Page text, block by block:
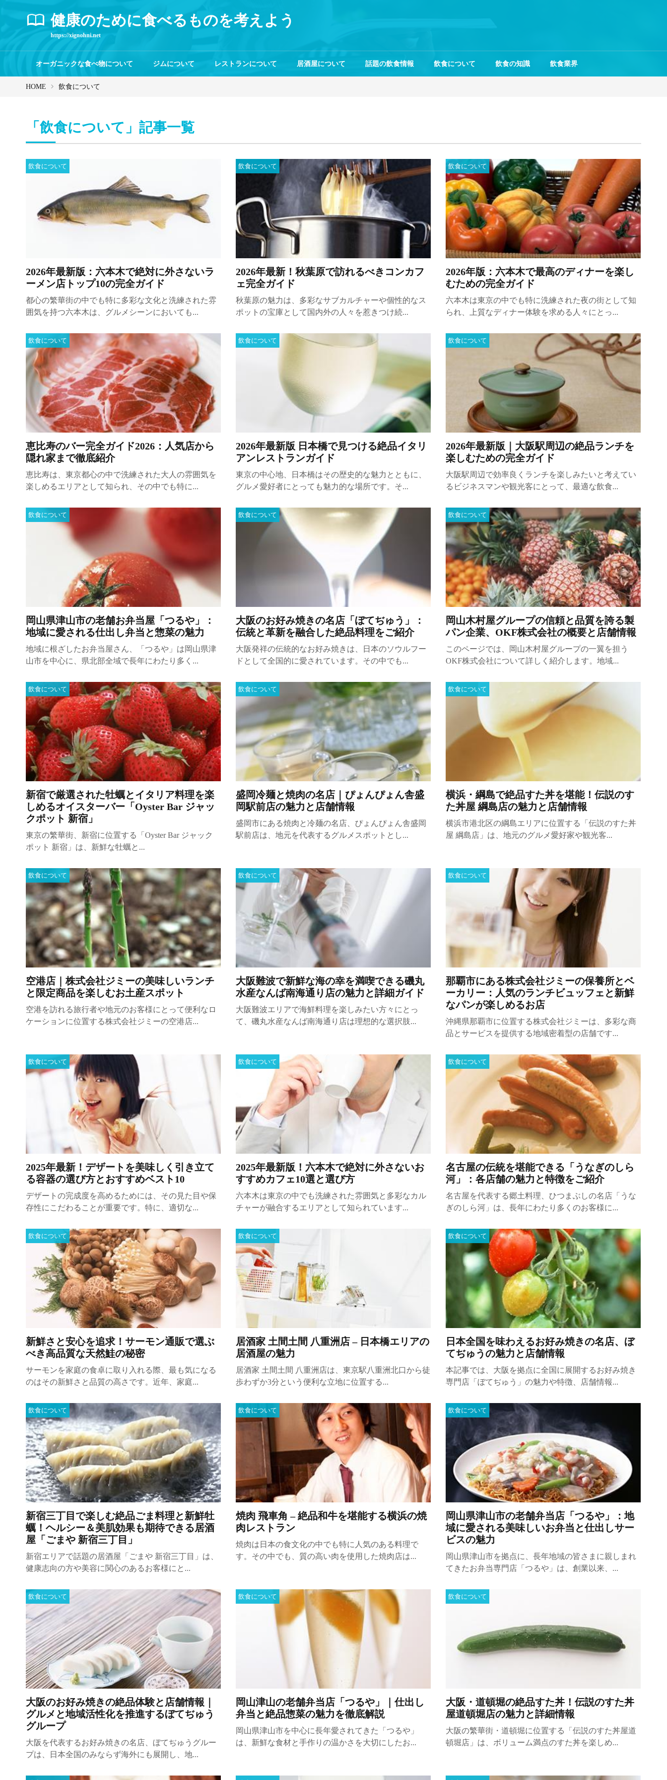
健康のために食べるものを考えよう
https://xignohni.net
オーガニックな食べ物について ジムについて レストランについて 居酒屋について 話題の飲食情報 飲食について 飲食の知識 飲食業界
HOME 飲食について
「飲食について」記事一覧
2026年最新版：六本木で絶対に外さないラ
ーメン店トップ10の完全ガイド
飲食について
都心の繁華街の中でも特に多彩な文化と洗練された雰
囲気を持つ六本木は、グルメシーンにおいても...
2026年最新！秋葉原で訪れるべきコンカフ
ェ完全ガイド
飲食について
秋葉原の魅力は、多彩なサブカルチャーや個性的なス
ポットの宝庫として国内外の人々を惹きつけ続...
2026年版：六本木で最高のディナーを楽し
むための完全ガイド
飲食について
六本木は東京の中でも特に洗練された夜の街として知
られ、上質なディナー体験を求める人々にとっ...
恵比寿のバー完全ガイド2026：人気店から
隠れ家まで徹底紹介
飲食について
恵比寿は、東京都心の中で洗練された大人の雰囲気を
楽しめるエリアとして知られ、その中でも特に...
2026年最新版 日本橋で見つける絶品イタリ
アンレストランガイド
飲食について
東京の中心地、日本橋はその歴史的な魅力とともに、
グルメ愛好者にとっても魅力的な場所です。そ...
2026年最新版｜大阪駅周辺の絶品ランチを
楽しむための完全ガイド
飲食について
大阪駅周辺で効率良くランチを楽しみたいと考えてい
るビジネスマンや観光客にとって、最適な飲食...
岡山県津山市の老舗お弁当屋「つるや」：
地域に愛される仕出し弁当と惣菜の魅力
飲食について
地域に根ざしたお弁当屋さん、「つるや」は岡山県津
山市を中心に、県北部全域で長年にわたり多く...
大阪のお好み焼きの名店「ぼてぢゅう」：
伝統と革新を融合した絶品料理をご紹介
飲食について
大阪発祥の伝統的なお好み焼きは、日本のソウルフー
ドとして全国的に愛されています。その中でも...
岡山木村屋グループの信頼と品質を誇る製
パン企業、OKF株式会社の概要と店舗情報
飲食について
このページでは、岡山木村屋グループの一翼を担う
OKF株式会社について詳しく紹介します。地域...
新宿で厳選された牡蠣とイタリア料理を楽
しめるオイスターバー「Oyster Bar ジャッ
クポット 新宿」
飲食について
東京の繁華街、新宿に位置する「Oyster Bar ジャック
ポット 新宿」は、新鮮な牡蠣と...
盛岡冷麺と焼肉の名店｜ぴょんぴょん舎盛
岡駅前店の魅力と店舗情報
飲食について
盛岡市にある焼肉と冷麺の名店、ぴょんぴょん舎盛岡
駅前店は、地元を代表するグルメスポットとし...
横浜・綱島で絶品すた丼を堪能！伝説のす
た丼屋 綱島店の魅力と店舗情報
飲食について
横浜市港北区の綱島エリアに位置する「伝説のすた丼
屋 綱島店」は、地元のグルメ愛好家や観光客...
空港店｜株式会社ジミーの美味しいランチ
と限定商品を楽しむお土産スポット
飲食について
空港を訪れる旅行者や地元のお客様にとって便利なロ
ケーションに位置する株式会社ジミーの空港店...
大阪難波で新鮮な海の幸を満喫できる磯丸
水産なんば南海通り店の魅力と詳細ガイド
飲食について
大阪難波エリアで海鮮料理を楽しみたい方々にとっ
て、磯丸水産なんば南海通り店は理想的な選択肢...
那覇市にある株式会社ジミーの保養所とベ
ーカリー：人気のランチビュッフェと新鮮
なパンが楽しめるお店
飲食について
沖縄県那覇市に位置する株式会社ジミーは、多彩な商
品とサービスを提供する地域密着型の店舗です...
2025年最新！デザートを美味しく引き立て
る容器の選び方とおすすめベスト10
飲食について
デザートの完成度を高めるためには、その見た目や保
存性にこだわることが重要です。特に、適切な...
2025年最新版！六本木で絶対に外さないお
すすめカフェ10選と選び方
飲食について
六本木は東京の中でも洗練された雰囲気と多彩なカル
チャーが融合するエリアとして知られています...
名古屋の伝統を堪能できる「うなぎのしら
河」：各店舗の魅力と特徴をご紹介
飲食について
名古屋を代表する郷土料理、ひつまぶしの名店「うな
ぎのしら河」は、長年にわたり多くのお客様に...
新鮮さと安心を追求！サーモン通販で選ぶ
べき高品質な天然鮭の秘密
飲食について
サーモンを家庭の食卓に取り入れる際、最も気になる
のはその新鮮さと品質の高さです。近年、家庭...
居酒家 土間土間 八重洲店 – 日本橋エリアの
居酒屋の魅力
飲食について
居酒家 土間土間 八重洲店は、東京駅八重洲北口から徒
歩わずか3分という便利な立地に位置する...
日本全国を味わえるお好み焼きの名店、ぼ
てぢゅうの魅力と店舗情報
飲食について
本記事では、大阪を拠点に全国に展開するお好み焼き
専門店「ぼてぢゅう」の魅力や特徴、店舗情報...
新宿三丁目で楽しむ絶品ごま料理と新鮮牡
蠣！ヘルシー＆美肌効果も期待できる居酒
屋「ごまや 新宿三丁目」
飲食について
新宿エリアで話題の居酒屋「ごまや 新宿三丁目」は、
健康志向の方や美容に関心のあるお客様にと...
焼肉 飛車角 – 絶品和牛を堪能する横浜の焼
肉レストラン
飲食について
焼肉は日本の食文化の中でも特に人気のある料理で
す。その中でも、質の高い肉を使用した焼肉店は...
岡山県津山市の老舗弁当店「つるや」：地
域に愛される美味しいお弁当と仕出しサー
ビスの魅力
飲食について
岡山県津山市を拠点に、長年地域の皆さまに親しまれ
てきたお弁当専門店「つるや」は、創業以来、...
大阪のお好み焼きの絶品体験と店舗情報｜
グルメと地域活性化を推進するぼてぢゅう
グループ
飲食について
大阪を代表するお好み焼きの名店、ぼてぢゅうグルー
プは、日本全国のみならず海外にも展開し、地...
岡山津山の老舗弁当店「つるや」｜仕出し
弁当と絶品惣菜の魅力を徹底解説
飲食について
岡山県津山市を中心に長年愛されてきた「つるや」
は、新鮮な食材と手作りの温かさを大切にしたお...
大阪・道頓堀の絶品すた丼！伝説のすた丼
屋道頓堀店の魅力と詳細情報
飲食について
大阪の繁華街・道頓堀に位置する「伝説のすた丼屋道
頓堀店」は、ボリューム満点のすた丼を楽しめ...